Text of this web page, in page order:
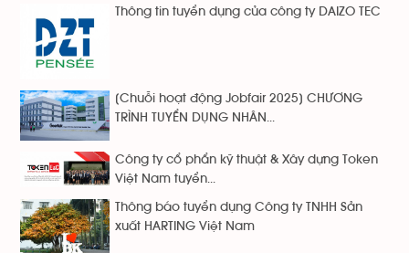
Thông tin tuyển dụng của công ty DAIZO TEC
[Chuỗi hoạt động Jobfair 2025] CHƯƠNG
TRÌNH TUYỂN DỤNG NHÂN...
Công ty cổ phẩn kỹ thuật & Xây dựng Token
Việt Nam tuyển...
Thông báo tuyển dụng Công ty TNHH Sản
xuất HARTING Việt Nam